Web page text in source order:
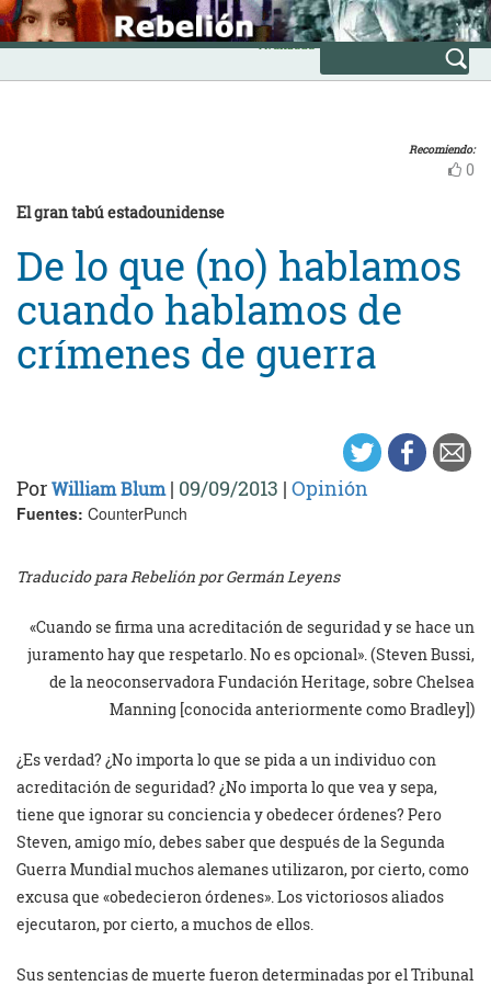
Skip
to
content
INICIO
Avanzada
Recomiendo:
0
El gran tabú estadounidense
De lo que (no) hablamos
cuando hablamos de
crímenes de guerra
PorWilliam Blum| 09/09/2013 | Opinión
Fuentes: CounterPunch
Traducido para Rebelión por Germán Leyens
«Cuando se firma una acreditación de seguridad y se hace un
juramento hay que respetarlo. No es opcional». (Steven Bussi,
de la neoconservadora Fundación Heritage, sobre Chelsea
Manning [conocida anteriormente como Bradley])
¿Es verdad? ¿No importa lo que se pida a un individuo con
acreditación de seguridad? ¿No importa lo que vea y sepa,
tiene que ignorar su conciencia y obedecer órdenes? Pero
Steven, amigo mío, debes saber que después de la Segunda
Guerra Mundial muchos alemanes utilizaron, por cierto, como
excusa que «obedecieron órdenes». Los victoriosos aliados
ejecutaron, por cierto, a muchos de ellos.
Sus sentencias de muerte fueron determinadas por el Tribunal